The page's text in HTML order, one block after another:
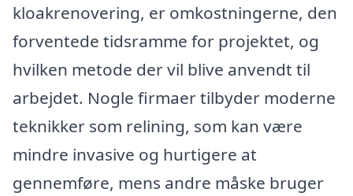
kloakrenovering, er omkostningerne, den
forventede tidsramme for projektet, og
hvilken metode der vil blive anvendt til
arbejdet. Nogle firmaer tilbyder moderne
teknikker som relining, som kan være
mindre invasive og hurtigere at
gennemføre, mens andre måske bruger